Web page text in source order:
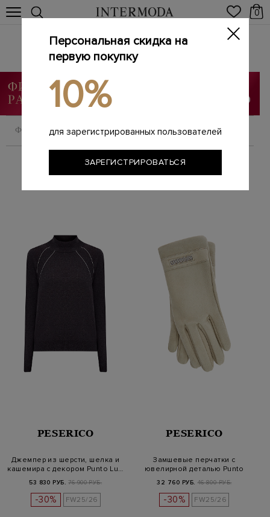
0
PESERICO
Главная / Женщинам / Бренды
ФИЛЬТРОВАТЬ СОРТИРОВАТЬ
PESERICO
Джемпер из шерсти, шелка и
кашемира с декором Punto Lu…
53 830 РУБ. 76 900 РУБ.
-30% FW25/26
PESERICO
Замшевые перчатки с
ювелирной деталью Punto
32 760 РУБ. 46 800 РУБ.
-30% FW25/26
Персональная скидка на
первую покупку
10%
для зарегистрированных пользователей
ЗАРЕГИСТРИРОВАТЬСЯ